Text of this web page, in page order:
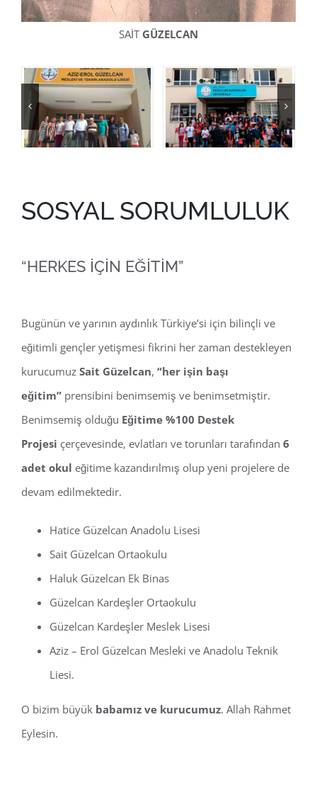
SAİT GÜZELCAN
SOSYAL SORUMLULUK
“HERKES İÇİN EĞİTİM”
Bugünün ve yarının aydınlık Türkiye’si için bilinçli ve
eğitimli gençler yetişmesi fikrini her zaman destekleyen
kurucumuz Sait Güzelcan, “her işin başı
eğitim” prensibini benimsemiş ve benimsetmiştir.
Benimsemiş olduğu Eğitime %100 Destek
Projesi çerçevesinde, evlatları ve torunları tarafından 6
adet okul eğitime kazandırılmış olup yeni projelere de
devam edilmektedir.
Hatice Güzelcan Anadolu Lisesi
Sait Güzelcan Ortaokulu
Haluk Güzelcan Ek Binas
Güzelcan Kardeşler Ortaokulu
Güzelcan Kardeşler Meslek Lisesi
Aziz – Erol Güzelcan Mesleki ve Anadolu Teknik
Liesi.
O bizim büyük babamız ve kurucumuz. Allah Rahmet
Eylesin.